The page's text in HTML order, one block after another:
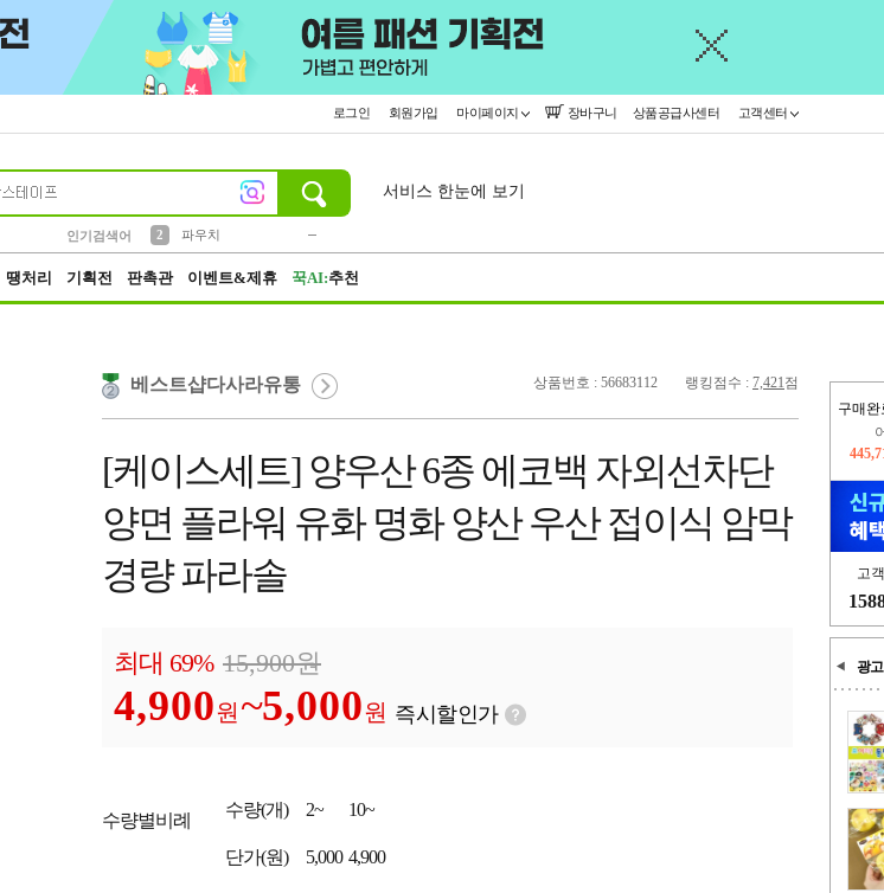
로그인 회원가입 마이페이지 장바구니 상품공급사센터 고객센터
인기검색어
2
파우치
서비스 한눈에 보기
땡처리 기획전 판촉관 이벤트&제휴 꾹AI:추천
구매완
오
고
광고
상품번호 : 56683112 랭킹점수 : 7,421점
베스트샵다사라유통
[케이스세트] 양우산 6종 에코백 자외선차단
양면 플라워 유화 명화 양산 우산 접이식 암막
경량 파라솔
최대 69% 15,900원
4,900원 ~5,000원 즉시할인가
수량별비례
수량(개) 2~ 10~
단가(원) 5,000 4,900